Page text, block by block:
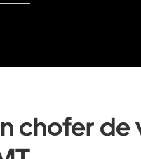
chofer